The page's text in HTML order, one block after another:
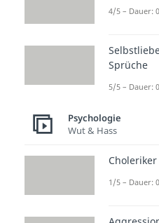
zur
4/5 – Dauer:
Sprüche
5/5 – Dauer:
Psychologie
Wut & Hass
Choleriker
1/5 – Dauer: